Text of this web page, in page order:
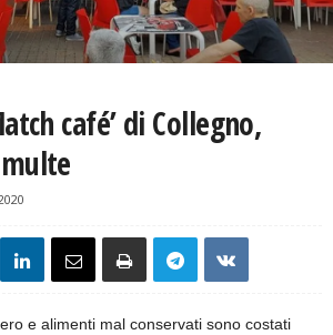
café’ di Collegno,
e alimenti mal conservati sono costati